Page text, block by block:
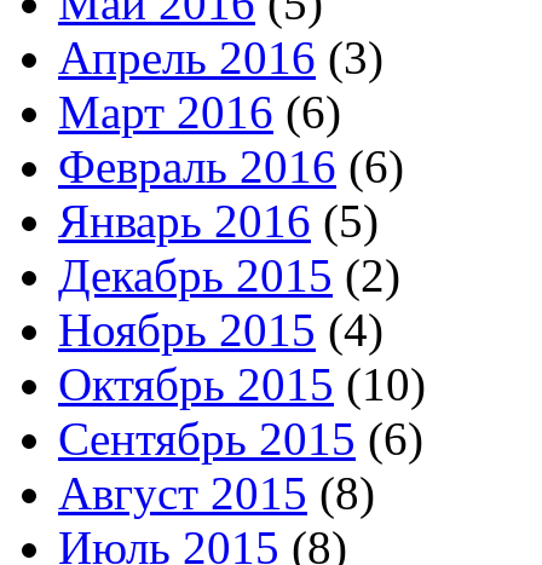
Апрель 2016 (3)
Март 2016 (6)
Февраль 2016 (6)
Январь 2016 (5)
Декабрь 2015 (2)
Ноябрь 2015 (4)
Октябрь 2015 (10)
Сентябрь 2015 (6)
Август 2015 (8)
Июль 2015 (8)